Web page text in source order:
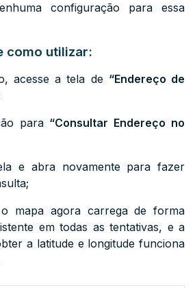
configuração para essa
como utilizar:
acesse a tela de “Endereço de
para “Consultar Endereço no
e abra novamente para fazer
mapa agora carrega de forma
em todas as tentativas, e a
a latitude e longitude funciona